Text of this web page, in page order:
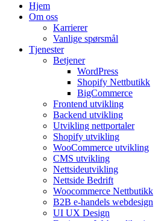
Hjem
Om oss
Karrierer
Vanlige spørsmål
Tjenester
Betjener
WordPress
Shopify Nettbutikk
BigCommerce
Frontend utvikling
Backend utvikling
Utvikling nettportaler
Shopify utvikling
WooCommerce utvikling
CMS utvikling
Nettsideutvikling
Nettside Bedrift
Woocommerce Nettbutikk
B2B e-handels webdesign
UI UX Design